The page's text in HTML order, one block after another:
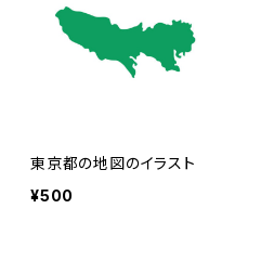
東京都の地図のイラスト
¥500